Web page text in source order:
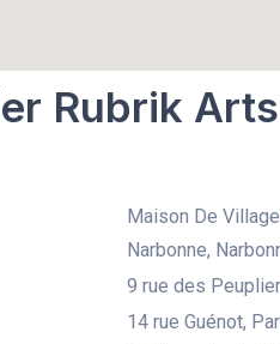
Rubrik Arts
Maison De
Narbonne,
9 rue des
14 rue Guénot,